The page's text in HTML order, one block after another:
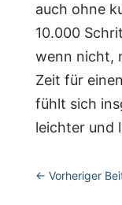
auch ohne
10.000
wenn nicht,
Zeit für
fühlt sich
leichter und
← Vorheriger